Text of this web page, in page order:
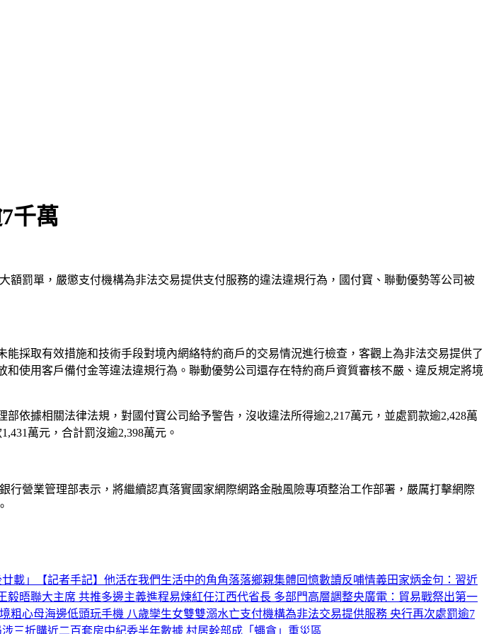
千萬
罰單，嚴懲支付機構為非法交易提供支付服務的違法違規行為，國付寶、聯動優勢等公司被
採取有效措施和技術手段對境內網絡特約商戶的交易情況進行檢查，客觀上為非法交易提供了
使用客戶備付金等違法違規行為。聯動優勢公司還存在特約商戶資質審核不嚴、違反規定將境
依據相關法律法規，對國付寶公司給予警告，沒收違法所得逾2,217萬元，並處罰款逾2,428萬
萬元，合計罰沒逾2,398萬元。
營業管理部表示，將繼續認真落實國家網際網路金融風險專項整治工作部署，嚴厲打擊網際
載」 【記者手記】他活在我們生活中的角角落落鄉親集體回憶數讀反哺情義田家炳金句： 習近
毅晤聯大主席 共推多邊主義進程易煉紅任江西代省長 多部門高層調整央廣電：貿易戰祭出第一
粗心母海邊低頭玩手機 八歲孿生女雙雙溺水亡支付機構為非法交易提供服務 央行再次處罰逾7
三折購近二百套房中紀委半年數據 村居幹部成「蠅貪」重災區